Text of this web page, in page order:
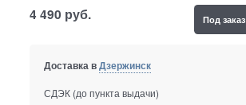
4 490 руб. Под заказ
Доставка вДзержинск
СДЭК (до пункта выдачи)